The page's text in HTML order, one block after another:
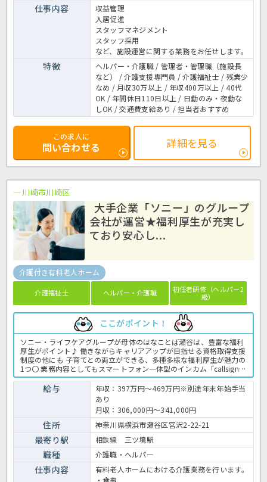
仕事内容
収益管理
入居促進
スタッフマネジメント
スタッフ採用
など、施設運営に関する業務をお任せします。
特徴
ヘルパー・介護職 / 管理者・管理職（施設長
など） / 介護支援専門員 / 介護福祉士 / 残業少
なめ / 月収30万以上 / 年収400万以上 / 40代
OK / 年間休日110日以上 / 日勤のみ・夜勤な
しOK / 交通費支給あり / 担当者おすすめ
この求人に
問い合わせる 詳細を見る
川崎市川崎区
大手企業「ソニー」のグループ
会社が運営★福利厚生が充実し
ており安心し...
介護付き有料老人ホーム
介護福祉士 ヘルパー・介護職
初任者研修（ヘルパー2
級）
ここがポイント！
ソニー・ライフケアグループが母体のはなことば瀬谷は、豊富な福利
厚生がポイント♪ 働きながらキャリアアップが目指せる資格取得支援
制度の他にも 子育てとの両立ができる、多種多様な福利厚生が魅力の
1つ〇 業務内容としてもスマートフォン一体型のインカム「callsign」
を導入。 見守りセンサーの情報と共に、介護記録システム「ケアカル
テ」に情報を連携させる事により、 業務の効率化が図れています！
少しでも気になった方は、「ほっ介護」までお気軽にお問い合わせく
ださい。 有料老人ホームでの介護業務全般です。 ＜介護職 正職
給与
年収：397万円～469万円※別途年末年始手当
あり
月収：306,000円～341,000円
住所 神奈川県横浜市瀬谷区宮沢2-22-21
最寄り駅 相鉄線 三ツ境駅
職種 介護職・ヘルパー
仕事内容
有料老人ホームにおける介護業務を行います。
・食事